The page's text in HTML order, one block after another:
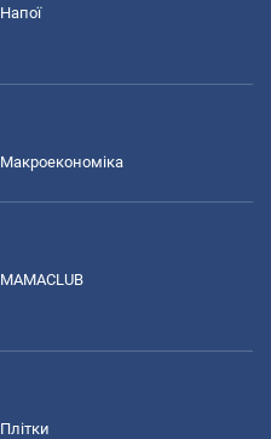
Напої
Макроекономіка
MAMACLUB
Плітки